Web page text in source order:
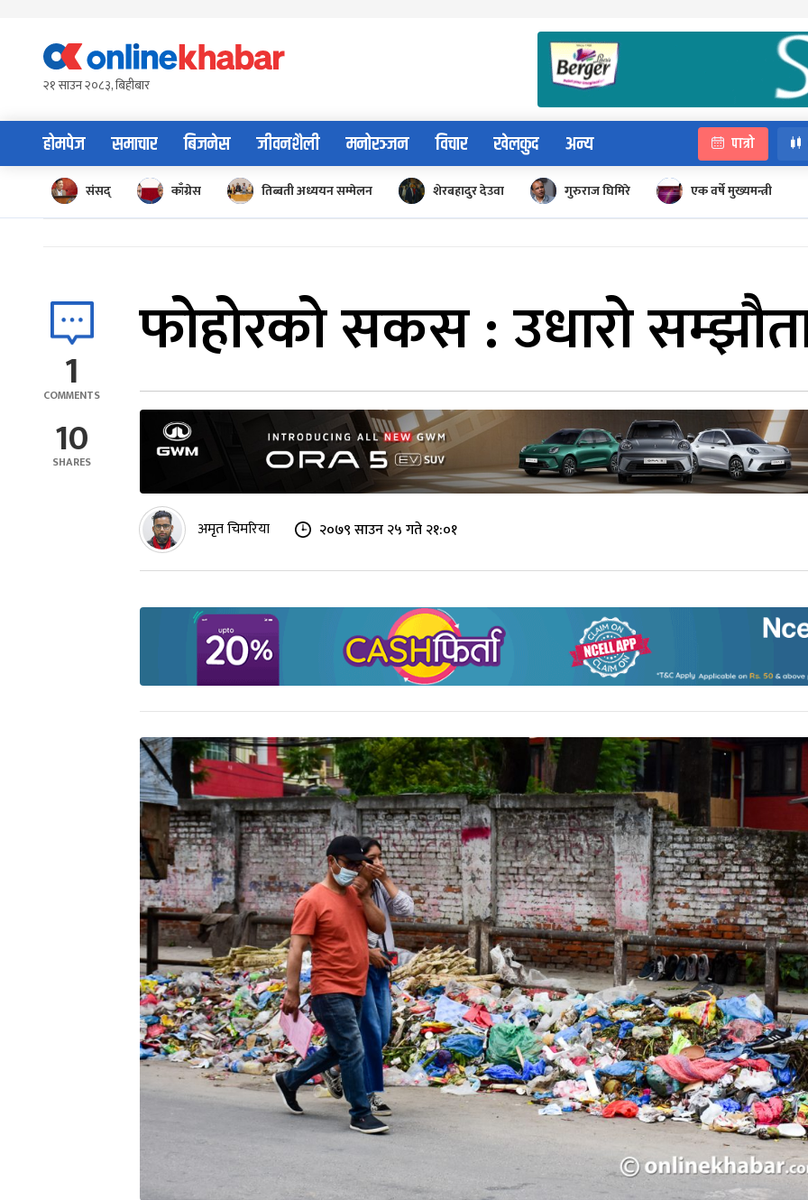
content२१ साउन २०८३, बिहीबार
होमपेज समाचार बिजनेस जीवनशैली मनोरञ्जन विचार खेलकुद अन्य पात्रो
संसद् काँग्रेस तिब्बती अध्ययन सम्मेलन शेरबहादुर देउवा गुरुराज घिमिरे एक वर्षे मुख्यमन्त्री
1
COMMENTS
10
SHARES
फोहोरको सकस : उधारो
अमृत चिमरिया २०७९ साउन २५ गते २१:०१